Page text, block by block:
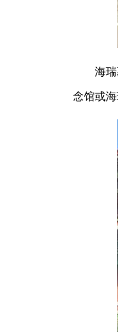
海瑞墓
念馆或海